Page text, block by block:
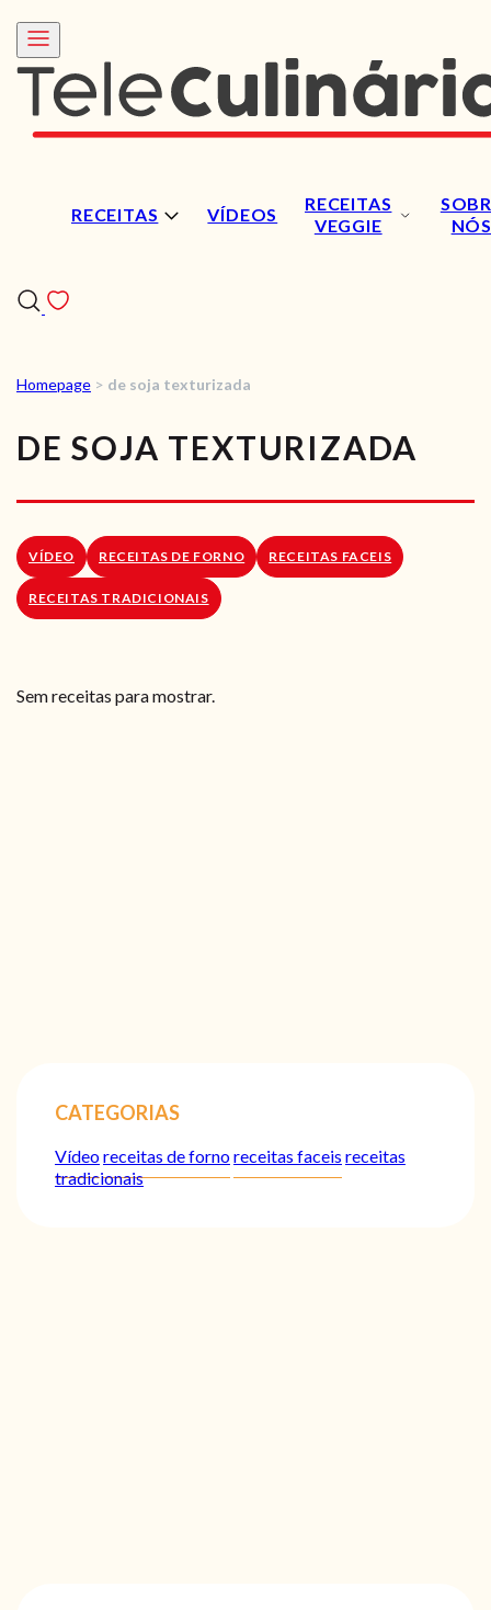
RECEITAS VÍDEOS
RECEITAS
VEGGIE
NÓS
RECEITAS
VÍDEOS
RECEITAS VEGGIE
SOBRE NÓS
LOJA ONLINE
Homepage > de soja texturizada
DE SOJA TEXTURIZADA
VÍDEO RECEITAS DE FORNO RECEITAS FACEIS
RECEITAS TRADICIONAIS
Sem receitas para mostrar.
CATEGORIAS
Vídeoreceitas de fornoreceitas faceis receitas
tradicionais